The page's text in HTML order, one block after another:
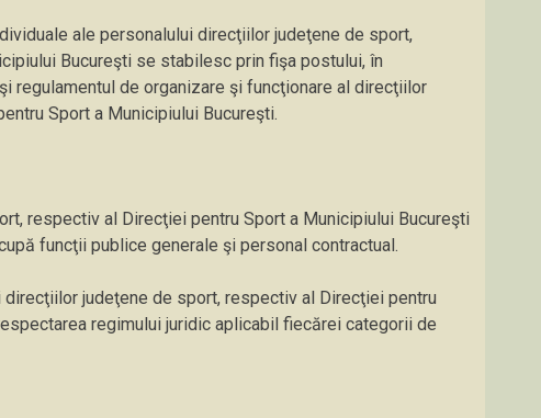
ale personalului direcţiilor judeţene de sport,
Bucureşti se stabilesc prin fişa postului, în
regulamentul de organizare şi funcţionare al direcţiilor
Sport a Municipiului Bucureşti.
respectiv al Direcţiei pentru Sport a Municipiului Bucureşti
funcţii publice generale şi personal contractual.
judeţene de sport, respectiv al Direcţiei pentru
regimului juridic aplicabil fiecărei categorii de